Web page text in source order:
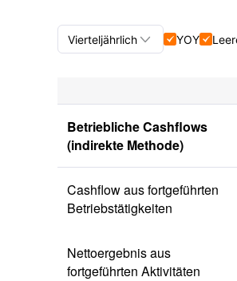
Vierteljährlich 
Vierteljährlich
Jährlich
YOY 
Betriebliche Cashflows
(indirekte Methode)
Cashflow aus fortgeführten
Betriebstätigkeiten
Nettoergebnis aus
fortgeführten Aktivitäten